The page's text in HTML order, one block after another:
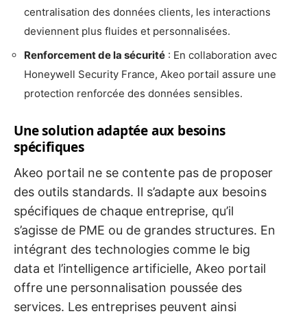
centralisation des données clients, les interactions
deviennent plus fluides et personnalisées.
Renforcement de la sécurité : En collaboration avec
Honeywell Security France, Akeo portail assure une
protection renforcée des données sensibles.
Une solution adaptée aux besoins
spécifiques
Akeo portail ne se contente pas de proposer
des outils standards. Il s’adapte aux besoins
spécifiques de chaque entreprise, qu’il
s’agisse de PME ou de grandes structures. En
intégrant des technologies comme le big
data et l’intelligence artificielle, Akeo portail
offre une personnalisation poussée des
services. Les entreprises peuvent ainsi